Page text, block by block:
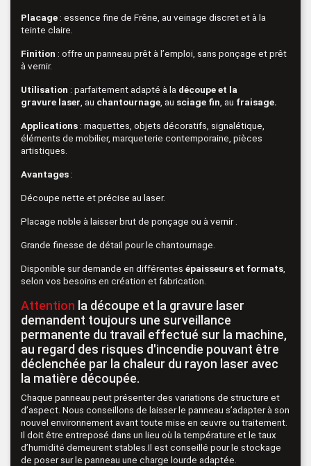
Placage : essence fine de Frêne, au veinage discret et à la
teinte claire.
Finition : offre un panneau prêt à l’emploi, sans ponçage et prêt
à vernir.
Utilisation : parfaitement adapté à la découpeet la
gravure laser , au chantournage , au sciage fin , au fraisage.
Applications : maquettes, objets décoratifs, signalétique,
éléments de mobilier, marqueterie contemporaine, pièces
artistiques.
Avantages :
Découpe nette et précise au laser.
Placage noble à laisser brut de ponçage ou à vernir .
Grande finesse de détail pour le chantournage.
Disponible sur demande en différentes épaisseurs et formats
selon vos besoins en création et fabrication.
Attention la découpe et la gravure laser
demandent toujours une surveillance
permanente du travail effectué sur la machine,
au regard des risques d'incendie pouvant être
déclenchée par la chaleur du rayon laser avec
la matière découpée.
Chaque panneau peut présenter des variations de structure et
d’aspect. Nous conseillons de laisser le panneau s’adapter à son
nouvel environnement avant toute mise en œuvre ou traitement.
Il doit être entreposé dans un lieu où la température et le taux
d’humidité demeurent stables.Il est conseillé pour le stockage
de poser sur le panneau une charge lourde adaptée.